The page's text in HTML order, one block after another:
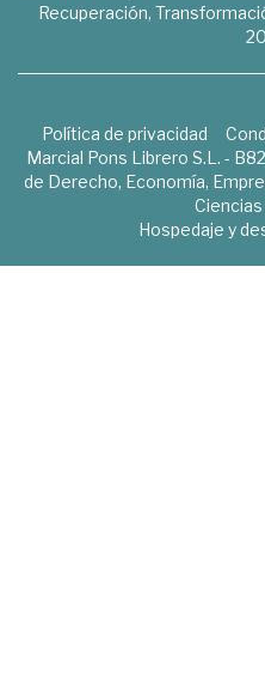
Recuperación,
Política de privacidad
Marcial Pons Librero S.L. -
de Derecho, Economía,
Hospedaje y